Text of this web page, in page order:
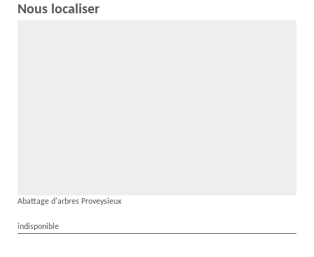
Nous localiser
Abattage d'arbres Proveysieux
indisponible